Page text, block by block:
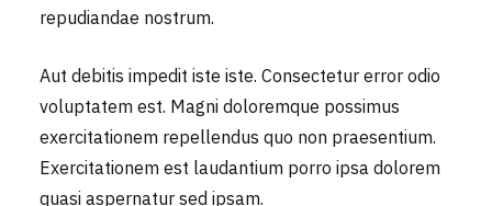
repudiandae nostrum.
Aut debitis impedit iste iste. Consectetur error odio
voluptatem est. Magni doloremque possimus
exercitationem repellendus quo non praesentium.
Exercitationem est laudantium porro ipsa dolorem
quasi aspernatur sed ipsam.